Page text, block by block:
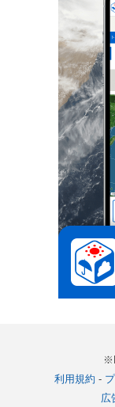
利用規約 -
広